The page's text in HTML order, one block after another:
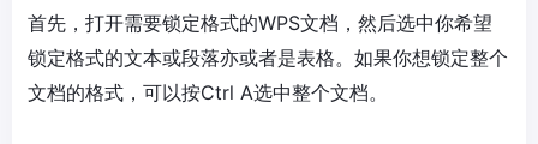
首先，打开需要锁定格式的WPS文档，然后选中你希望
锁定格式的文本或段落亦或者是表格。如果你想锁定整个
文档的格式，可以按Ctrl A选中整个文档。